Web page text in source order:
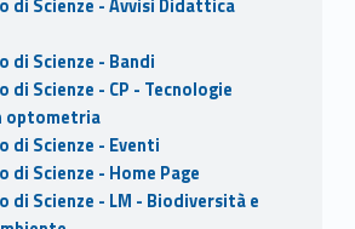
di Scienze - Avvisi Didattica
di Scienze - Bandi
di Scienze - CP - Tecnologie
optometria
di Scienze - Eventi
di Scienze - Home Page
di Scienze - LM - Biodiversità e